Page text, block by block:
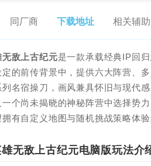
同厂商 下载地址 相关辅助
敌上古纪元是一款承载经典IP回
的前传背景中，提供六大阵营、
名宿操刀，画风兼具怀旧与现代
个尚未揭晓的神秘阵营中选择势
有自定义地图与随机挑战策略体
无敌上古纪元电脑版玩法介